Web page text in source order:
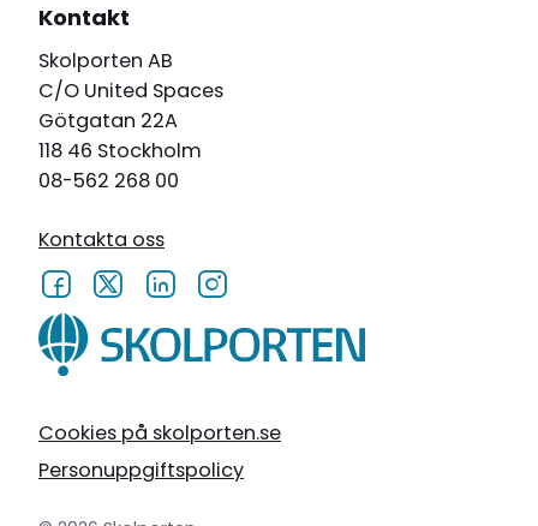
Cookies på skolporten.se
Personuppgiftspolicy
Kontakt
Skolporten AB
C/O United Spaces
Götgatan 22A
118 46 Stockholm
08-562 268 00
Kontakta oss